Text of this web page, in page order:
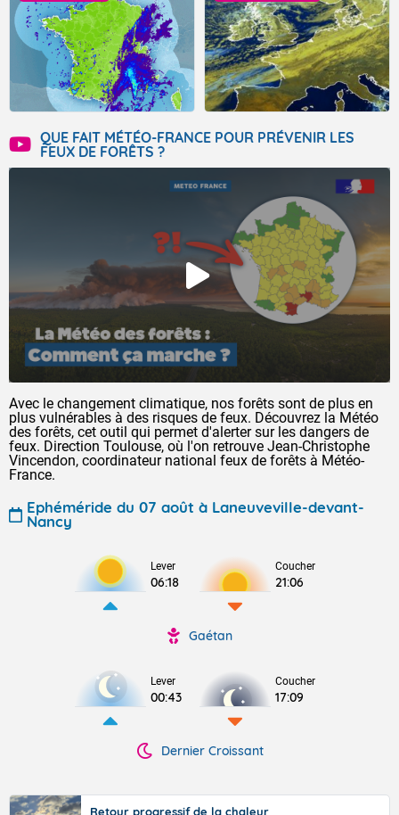
QUE FAIT MÉTÉO-FRANCE POUR PRÉVENIR LES
FEUX DE FORÊTS ?
Avec le changement climatique, nos forêts sont de plus en
plus vulnérables à des risques de feux. Découvrez la Météo
des forêts, cet outil qui permet d'alerter sur les dangers de
feux. Direction Toulouse, où l'on retrouve Jean-Christophe
Vincendon, coordinateur national feux de forêts à Météo-
France.
Ephéméride du 07 août à Laneuveville-devant-
Nancy
Lever
06:18
Coucher
21:06
Gaétan
Lever
00:43
Coucher
17:09
Dernier Croissant
Retour progressif de la chaleur